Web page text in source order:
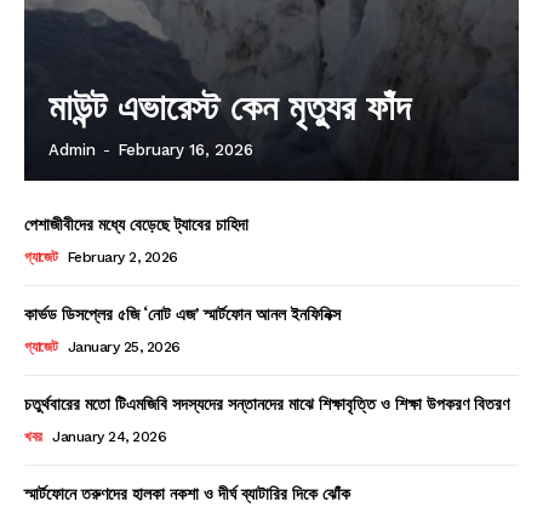
মাউন্ট এভারেস্ট কেন মৃত্যুর ফাঁদ
Admin - February 16, 2026
পেশাজীবীদের মধ্যে বেড়েছে ট্যাবের চাহিদা
গ্যাজেট February 2, 2026
কার্ভড ডিসপ্লের ৫জি ‘নোট এজ’ স্মার্টফোন আনল ইনফিনিক্স
গ্যাজেট January 25, 2026
চতুর্থবারের মতো টিএমজিবি সদস্যদের সন্তানদের মাঝে শিক্ষাবৃত্তি ও শিক্ষা উপকরণ বিতরণ
খবর January 24, 2026
স্মার্টফোনে তরুণদের হালকা নকশা ও দীর্ঘ ব্যাটারির দিকে ঝোঁক